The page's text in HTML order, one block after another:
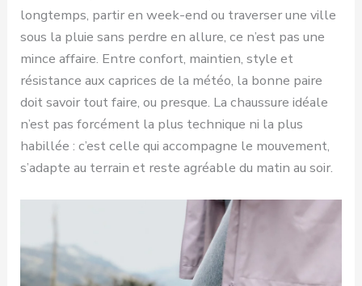
longtemps, partir en week-end ou traverser une ville
sous la pluie sans perdre en allure, ce n’est pas une
mince affaire. Entre confort, maintien, style et
résistance aux caprices de la météo, la bonne paire
doit savoir tout faire, ou presque. La chaussure idéale
n’est pas forcément la plus technique ni la plus
habillée : c’est celle qui accompagne le mouvement,
s’adapte au terrain et reste agréable du matin au soir.